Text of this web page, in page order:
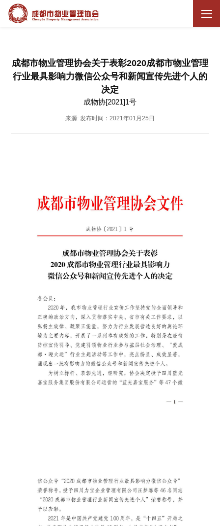
成都市物业管理协会关于表彰2020成都市物业管理
行业最具影响力微信公众号和新闻宣传先进个人的
决定
成物协[2021]1号
来源: 发布时间：2021年01月25日